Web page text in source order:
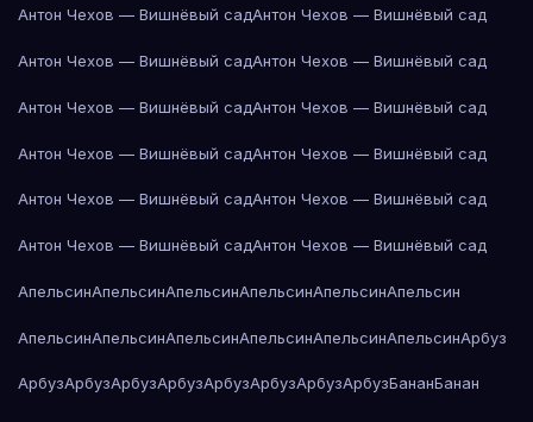
Антон Чехов — Вишнёвый садАнтон Чехов — Вишнёвый сад
Антон Чехов — Вишнёвый садАнтон Чехов — Вишнёвый сад
Антон Чехов — Вишнёвый садАнтон Чехов — Вишнёвый сад
Антон Чехов — Вишнёвый садАнтон Чехов — Вишнёвый сад
Антон Чехов — Вишнёвый садАнтон Чехов — Вишнёвый сад
Антон Чехов — Вишнёвый садАнтон Чехов — Вишнёвый сад
АпельсинАпельсинАпельсинАпельсинАпельсинАпельсин
АпельсинАпельсинАпельсинАпельсинАпельсинАпельсинАрбуз
АрбузАрбузАрбузАрбузАрбузАрбузАрбузАрбузБананБанан